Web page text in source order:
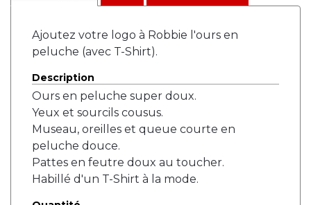
Ajoutez votre logo à Robbie l'ours en
peluche (avec T-Shirt).
Description
Ours en peluche super doux.
Yeux et sourcils cousus.
Museau, oreilles et queue courte en
peluche douce.
Pattes en feutre doux au toucher.
Habillé d'un T-Shirt à la mode.